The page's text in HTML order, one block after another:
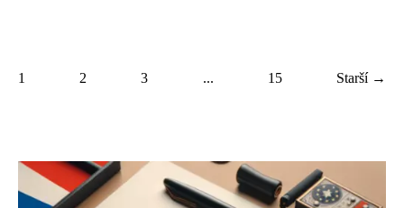
1 2 3 ... 15 Starší →